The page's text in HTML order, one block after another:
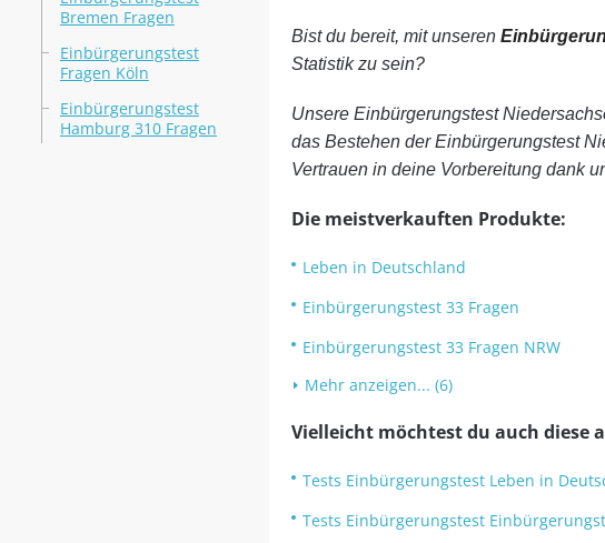
Bremen Fragen
Einbürgerungstest
Fragen Köln
Einbürgerungstest
Hamburg 310 Fragen
Bist du bereit, mit unseren
Statistik zu sein?
Unsere Einbürgerungstest
das Bestehen der Einbürgerungstest
Vertrauen in deine Vorbereitung dank
Die meistverkauften Produkte:
Leben in Deutschland
Einbürgerungstest 33 Fragen
Einbürgerungstest 33 Fragen NRW
Mehr anzeigen... (6)
Vielleicht möchtest du auch diese
Tests Einbürgerungstest Leben in
Tests Einbürgerungstest